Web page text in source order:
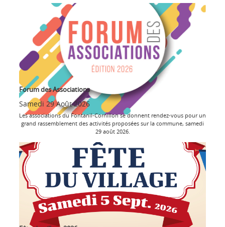
Forum des Associations
Samedi 29 Août 2026
Les associations du Fontanil-Cornillon se donnent rendez-vous pour un
grand rassemblement des activités proposées sur la commune, samedi
29 août 2026.